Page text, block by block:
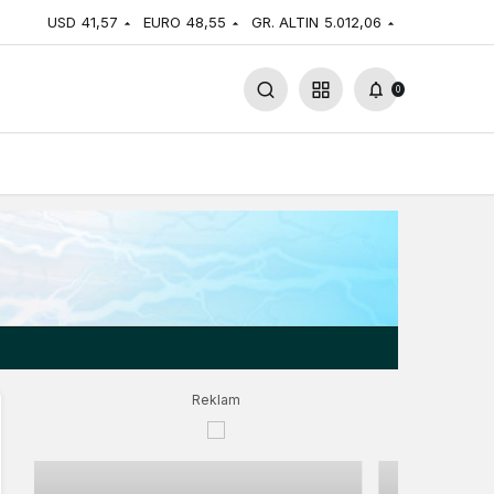
USD 41,57 EURO 48,55 GR. ALTIN 5.012,06
0
Reklam